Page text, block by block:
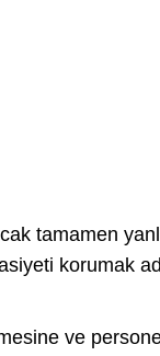
tamamen
korumak
ve